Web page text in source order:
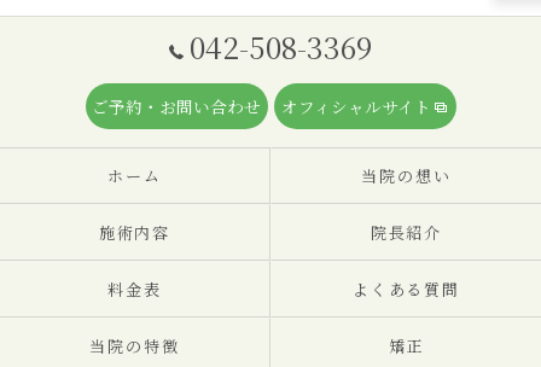
042-508-3369
ご予約・お問い合わせ オフィシャルサイト
ホーム 当院の想い
施術内容 院長紹介
料金表 よくある質問
当院の特徴 矯正